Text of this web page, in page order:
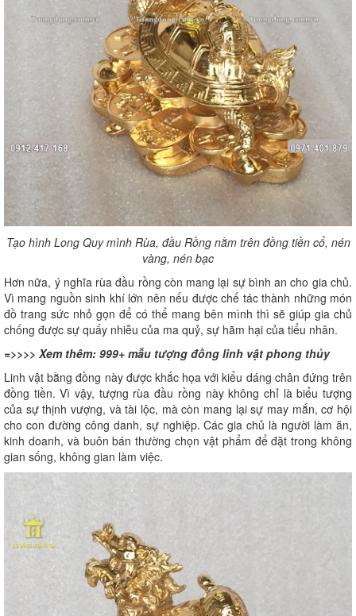
Tạo hình Long Quy mình Rùa, đầu Rồng nằm trên đồng tiền cổ, nén
vàng, nén bạc
Hơn nữa, ý nghĩa rùa đầu rồng còn mang lại sự bình an cho gia chủ.
Vì mang nguồn sinh khí lớn nên nếu được chế tác thành những món
đồ trang sức nhỏ gọn để có thể mang bên mình thì sẽ giúp gia chủ
chống được sự quấy nhiễu của ma quỷ, sự hãm hại của tiểu nhân.
=>>>> Xem thêm: 999+ mẫu tượng đồng linh vật phong thủy
Linh vật bằng đồng này được khắc họa với kiểu dáng chân đứng trên
đồng tiền. Vì vậy, tượng rùa đầu rồng này không chỉ là biểu tượng
của sự thịnh vượng, và tài lộc, mà còn mang lại sự may mắn, cơ hội
cho con đường công danh, sự nghiệp. Các gia chủ là người làm ăn,
kinh doanh, và buôn bán thường chọn vật phẩm để đặt trong không
gian sống, không gian làm việc.